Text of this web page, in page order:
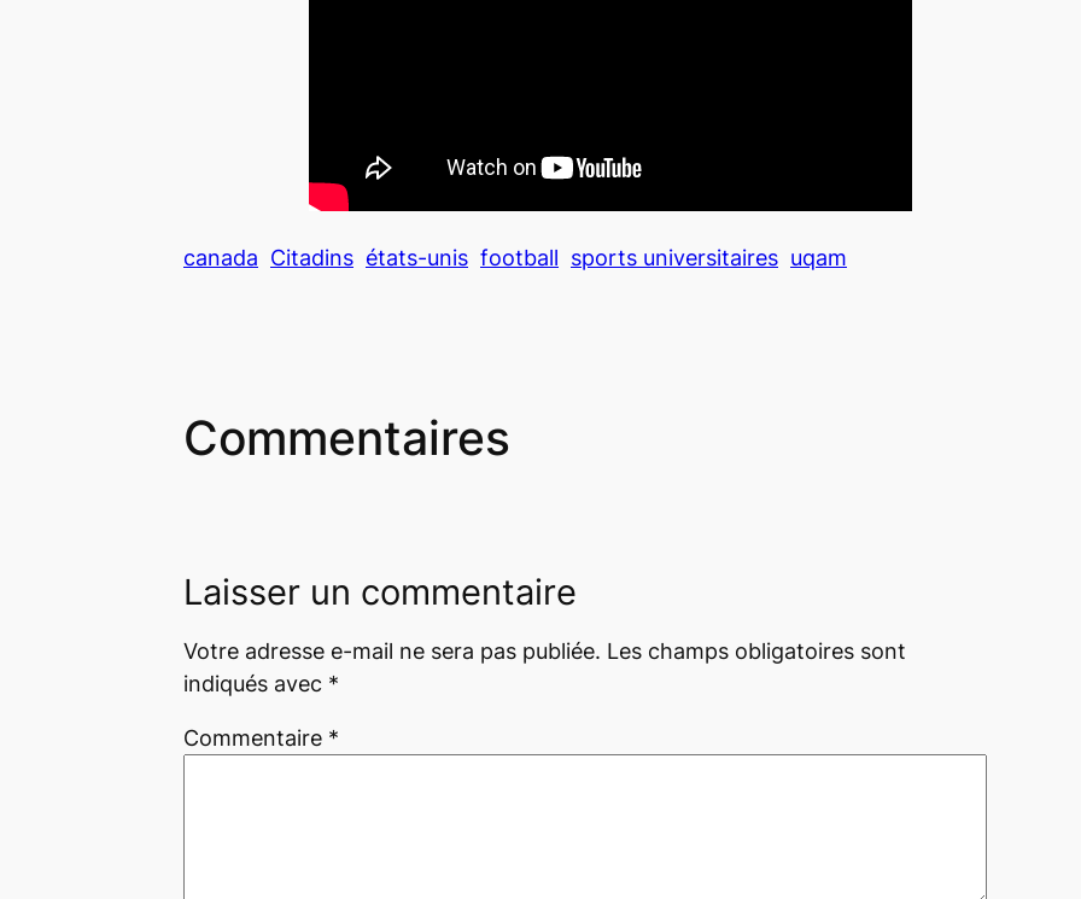
canada Citadins états-unis football sports universitaires uqam
Commentaires
Laisser un commentaire
Votre adresse e-mail ne sera pas publiée. Les champs obligatoires sont
indiqués avec *
Commentaire *